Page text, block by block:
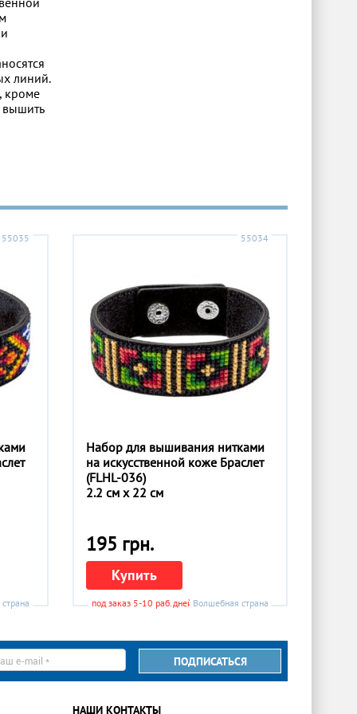
линий.
кроме
55035 55034
Набор для вышивания нитками
на искусственной коже Браслет
(FLHL-036)
2.2 см x 22 см
195 грн.
Купить
под заказ 5-10 раб.дней Волшебная страна
ПОДПИСАТЬСЯ
НАШИ КОНТАКТЫ